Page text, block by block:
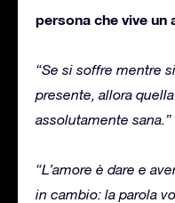
persona che vive un
“Se si soffre mentre
presente, allora
assolutamente sana.”
“L’amore è dare e
in cambio: la parola